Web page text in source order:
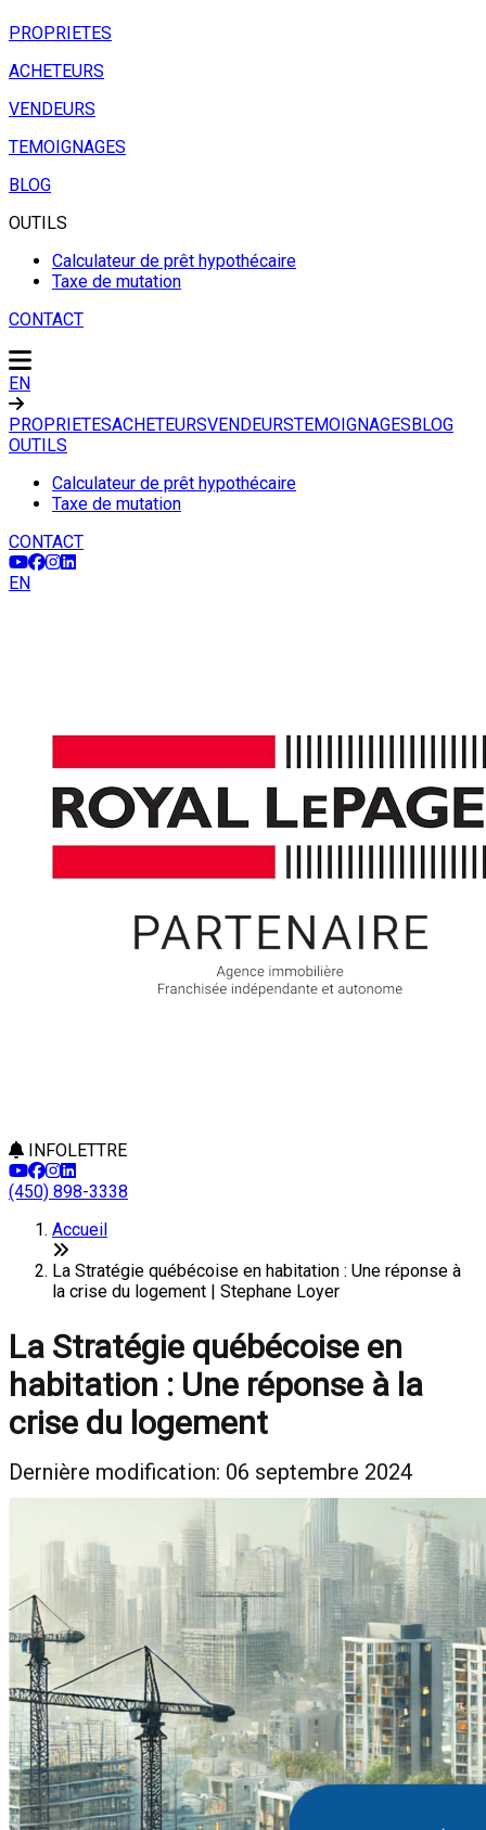
PROPRIETES
ACHETEURS
VENDEURS
TEMOIGNAGES
BLOG
OUTILS
Calculateur de prêt hypothécaire
Taxe de mutation
CONTACT
EN
PROPRIETESACHETEURSVENDEURSTEMOIGNAGESBLOG
OUTILS
Calculateur de prêt hypothécaire
Taxe de mutation
CONTACT
EN
INFOLETTRE
(450) 898-3338
Accueil
La Stratégie québécoise en habitation : Une réponse à
la crise du logement | Stephane Loyer
La Stratégie québécoise en
habitation : Une réponse à la
crise du logement
Dernière modification: 06 septembre 2024